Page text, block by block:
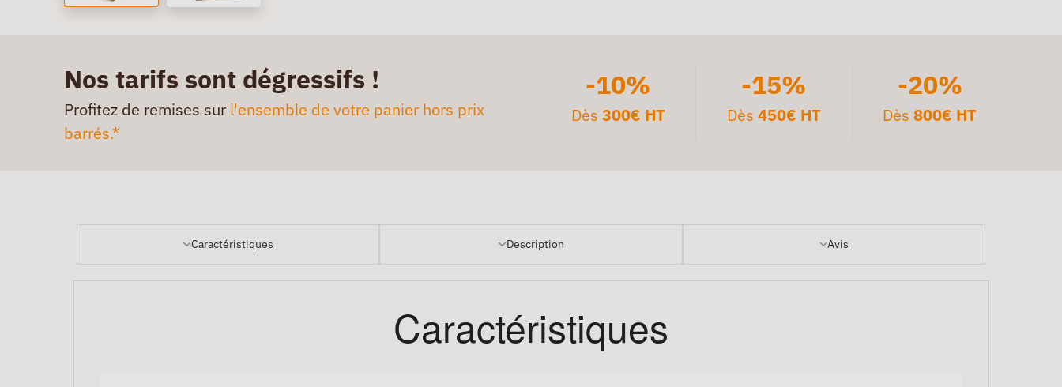
Nos tarifs sont dégressifs !
Profitez de remises sur l'ensemble de votre panier hors prix
barrés.*
-10%
Dès 300€ HT
-15%
Dès 450€ HT
-20%
Dès800€ HT
Caractéristiques Description Avis
Caractéristiques